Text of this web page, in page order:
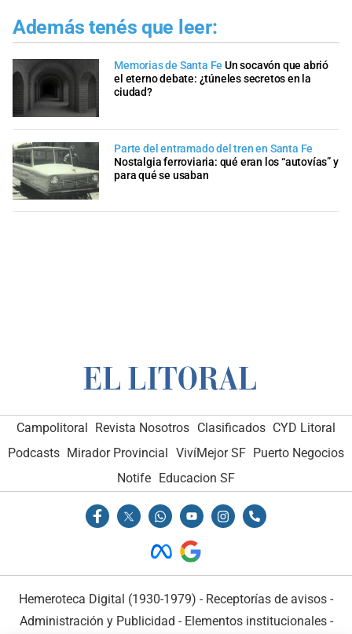
Además tenés que leer:
Memorias de Santa Fe Un socavón que abrió
el eterno debate: ¿túneles secretos en la
ciudad?
Parte del entramado del tren en Santa Fe
Nostalgia ferroviaria: qué eran los “autovías” y
para qué se usaban
Campolitoral Revista Nosotros Clasificados CYD Litoral
Podcasts Mirador Provincial VivíMejor SF Puerto Negocios
Notife Educacion SF
Hemeroteca Digital (1930-1979) - Receptorías de avisos -
Administración y Publicidad - Elementos institucionales-